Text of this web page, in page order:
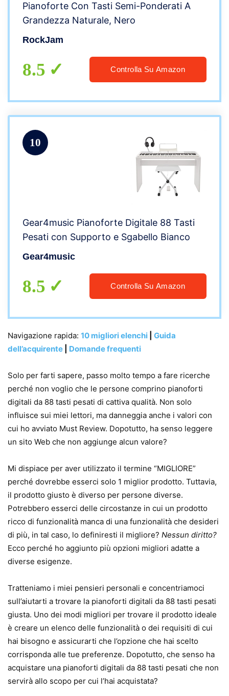
Pianoforte Con Tasti Semi-Ponderati A
Grandezza Naturale, Nero
RockJam
8.5 Controlla Su Amazon
10
Gear4music Pianoforte Digitale 88 Tasti
Pesati con Supporto e Sgabello Bianco
Gear4music
8.5 Controlla Su Amazon
Navigazione rapida: 10 migliori elenchi
Guida
dell’acquirente
Domande frequenti
Solo per farti sapere, passo molto tempo a fare ricerche
perché non voglio che le persone comprino pianoforti
digitali da 88 tasti pesati di cattiva qualità. Non solo
influisce sui miei lettori, ma danneggia anche i valori con
cui ho avviato Must Review. Dopotutto, ha senso leggere
un sito Web che non aggiunge alcun valore?
Mi dispiace per aver utilizzato il termine “MIGLIORE”
perché dovrebbe esserci solo 1 miglior prodotto. Tuttavia,
il prodotto giusto è diverso per persone diverse.
Potrebbero esserci delle circostanze in cui un prodotto
ricco di funzionalità manca di una funzionalità che desideri
di più, in tal caso, lo definiresti il ​​migliore? Nessun diritto?
Ecco perché ho aggiunto più opzioni migliori adatte a
diverse esigenze.
Tratteniamo i miei pensieri personali e concentriamoci
sull’aiutarti a trovare la pianoforti digitali da 88 tasti pesati
giusta. Uno dei modi migliori per trovare il prodotto ideale
è creare un elenco delle funzionalità o dei requisiti di cui
hai bisogno e assicurarti che l’opzione che hai scelto
corrisponda alle tue preferenze. Dopotutto, che senso ha
acquistare una pianoforti digitali da 88 tasti pesati che non
servirà allo scopo per cui l’hai acquistata?